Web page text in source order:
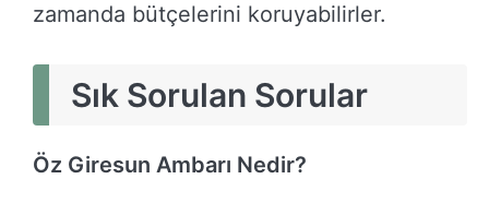
zamanda bütçelerini koruyabilirler.
Sık Sorulan Sorular
Öz Giresun Ambarı Nedir?